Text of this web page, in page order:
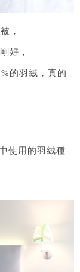
，
好，
的羽絨，真的
使用的羽絨種